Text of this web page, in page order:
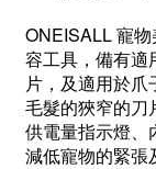
ONEISALL 寵
容工具，備有適
片，及適用於
毛髮的狹窄的刀
供電量指示燈、
減低寵物的緊張